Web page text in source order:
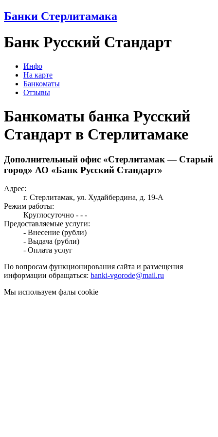
Банки Стерлитамака
Банк Русский Стандарт
Инфо
На карте
Банкоматы
Отзывы
Банкоматы банка Русский
Стандарт в Стерлитамаке
Дополнительный офис «Стерлитамак — Старый
город» АО «Банк Русский Стандарт»
Адрес:
г. Стерлитамак, ул. Худайбердина, д. 19-А
Режим работы:
Круглосуточно - - -
Предоставляемые услуги:
- Внесение (рубли)
- Выдача (рубли)
- Оплата услуг
По вопросам функционирования сайта и размещения
информации обращаться: banki-vgorode@mail.ru
Мы используем фалы cookie